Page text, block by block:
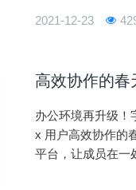
2021-12-23
高效协作的
办公环境再升级！
x 用户高效协作的
平台，让成员在一